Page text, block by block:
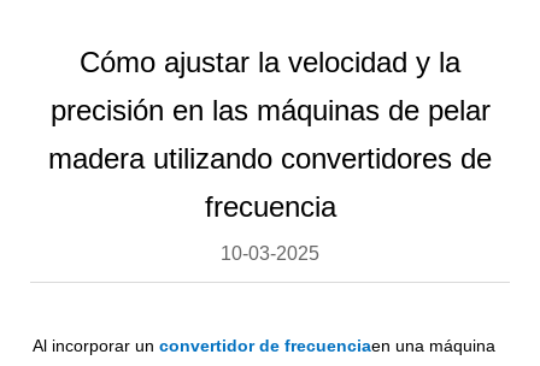
Cómo ajustar la velocidad y la
precisión en las máquinas de pelar
madera utilizando convertidores de
frecuencia
10-03-2025
Al incorporar unconvertidor de frecuenciaen una máquina